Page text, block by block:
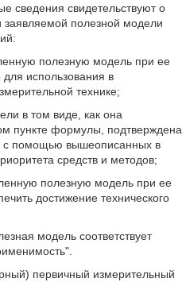
сведения свидетельствуют о
заявляемой полезной модели
полезную модель при ее
использования в
технике;
в том виде, как она
пункте формулы, подтверждена
с помощью вышеописанных в
средств и методов;
полезную модель при ее
достижение технического
модель соответствует
первичный измерительный